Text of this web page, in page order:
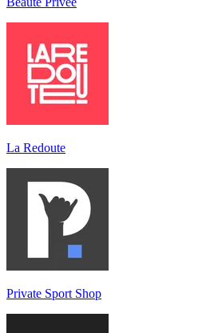
La Redoute
Private Sport Shop